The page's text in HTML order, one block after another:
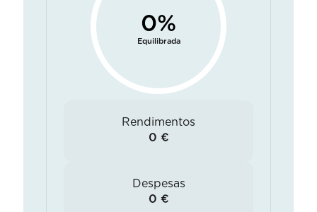
Equilibrada
Rendimentos
0 €
Despesas
0 €